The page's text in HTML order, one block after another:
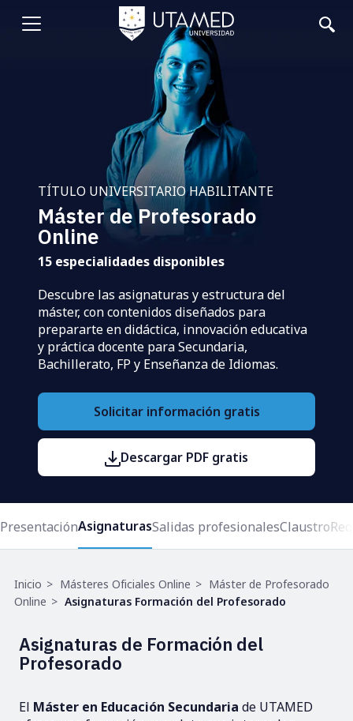
Abrir
TÍTULO UNIVERSITARIO HABILITANTE
Máster de Profesorado
Online
15 especialidades disponibles
Descubre las asignaturas y estructura del
máster, con contenidos diseñados para
prepararte en didáctica, innovación educativa
y práctica docente para Secundaria,
Bachillerato, FP y Enseñanza de Idiomas.
Solicitar información gratis
Descargar PDF gratis
PresentaciónAsignaturasSalidas profesionalesClaustro
Ruta
de
Inicio Másteres Oficiales Online
Máster de Profesorado
Online
Asignaturas Formación del Profesorado
Asignaturas de Formación del
Profesorado
El Máster en Educación Secundaria de UTAMED